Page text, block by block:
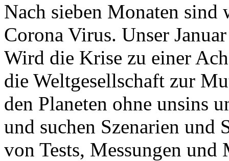
Nach sieben Monaten
Corona Virus. Unser
Wird die Krise zu einer
die Weltgesellschaft zur
den Planeten ohne unsins
und suchen Szenarien und
von Tests, Messungen und